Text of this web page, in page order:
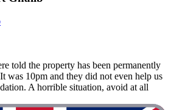
told the property has been permanently
was 10pm and they did not even help us
A horrible situation, avoid at all